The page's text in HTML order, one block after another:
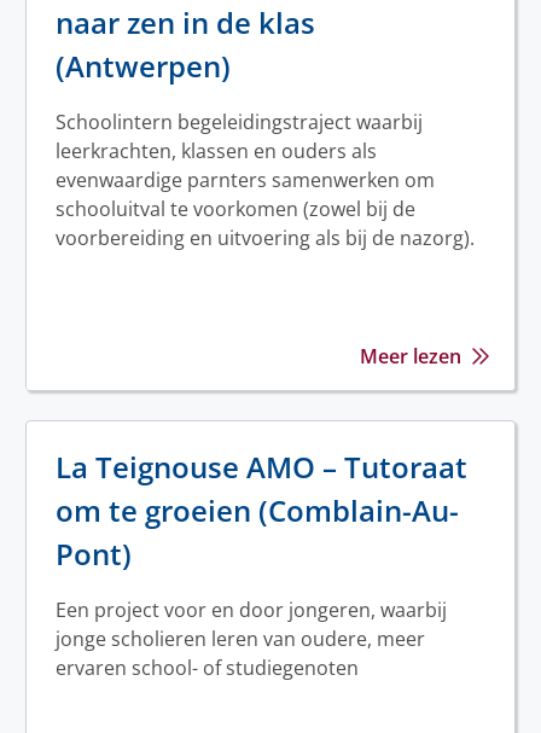
naar zen in de klas
(Antwerpen)
Schoolintern begeleidingstraject waarbij
leerkrachten, klassen en ouders als
evenwaardige parnters samenwerken om
schooluitval te voorkomen (zowel bij de
voorbereiding en uitvoering als bij de nazorg).
Meer lezen
La Teignouse AMO – Tutoraat
om te groeien (Comblain-Au-
Pont)
Een project voor en door jongeren, waarbij
jonge scholieren leren van oudere, meer
ervaren school- of studiegenoten